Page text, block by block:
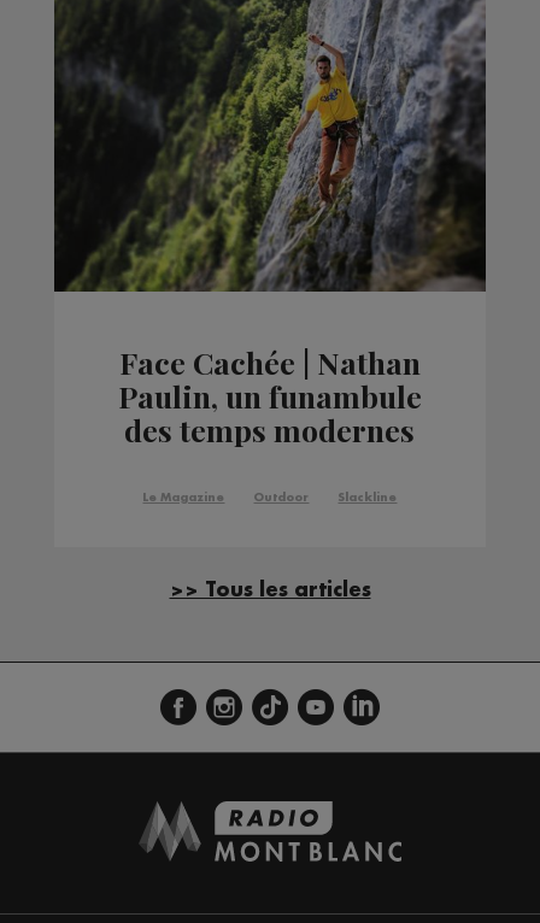
Face Cachée | Nathan
Paulin, un funambule
des temps modernes
Le Magazine Outdoor Slackline
>> Tous les articles